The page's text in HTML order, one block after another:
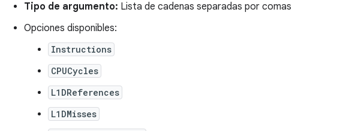
Tipo de argumento: Lista de cadenas separadas por comas
Opciones disponibles:
Instructions
CPUCycles
L1DReferences
L1DMisses